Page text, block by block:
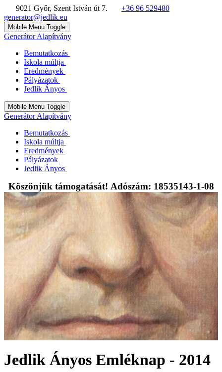
9021 Győr, Szent István út 7.
+36 96 529480
generator@jedlik.eu
Mobile Menu Toggle
Generátor Alapítvány
Bemutatkozás
Iskola múltja
Eredmények
Pályázatok
Jedlik Ányos
Mobile Menu Toggle
Generátor Alapítvány
Bemutatkozás
Iskola múltja
Eredmények
Pályázatok
Jedlik Ányos
Köszönjük támogatását! Adószám: 18535143-1-08
Jedlik Ányos Emléknap - 2014